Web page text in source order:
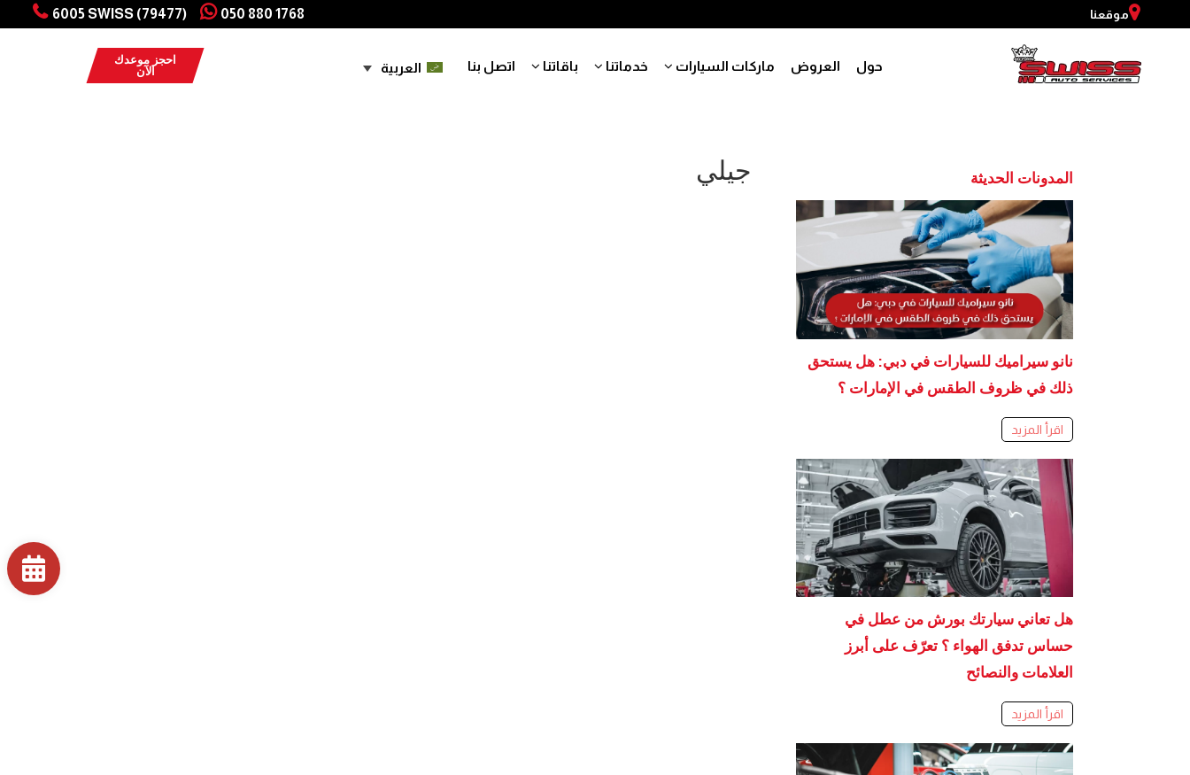
6005 SWISS (79477) 050 880 1768 موقعنا
حول العروض ماركات السيارات خدماتنا باقاتنا اتصل بنا العربية
احجز موعدك
الآن
جيلي المدونات الحديثة
نانو سيراميك للسيارات​ في دبي: هل يستحق
ذلك في ظروف الطقس في الإمارات ؟
اقرأ المزيد
هل تعاني سيارتك بورش من عطل في
حساس تدفق الهواء ؟ تعرّف على أبرز
العلامات والنصائح
اقرأ المزيد